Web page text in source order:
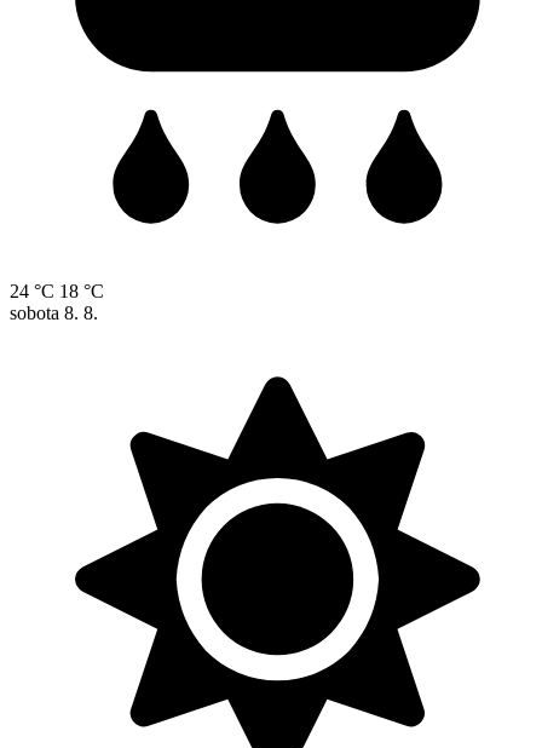
24 °C 18 °C
sobota 8. 8.